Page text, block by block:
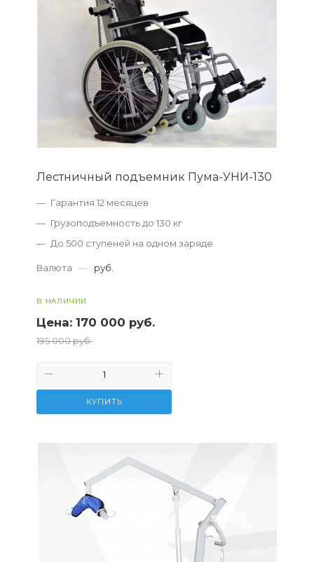
Лестничный подъемник Пума-УНИ-130
Гарантия 12 месяцев
Грузоподъемность до 130 кг
До 500 ступеней на одном заряде
Валюта — руб.
В НАЛИЧИИ
Цена: 170 000 руб.
195 000 руб.
КУПИТЬ